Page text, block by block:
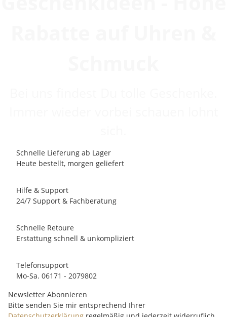
Schnelle Lieferung ab Lager
Heute bestellt, morgen geliefert
Hilfe & Support
24/7 Support & Fachberatung
Schnelle Retoure
Erstattung schnell & unkompliziert
Telefonsupport
Mo-Sa. 06171 - 2079802
Newsletter Abonnieren
Bitte senden Sie mir entsprechend Ihrer